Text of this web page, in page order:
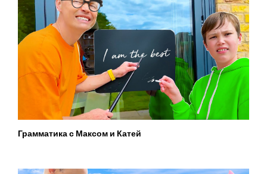
Грамматика с Максом и Катей